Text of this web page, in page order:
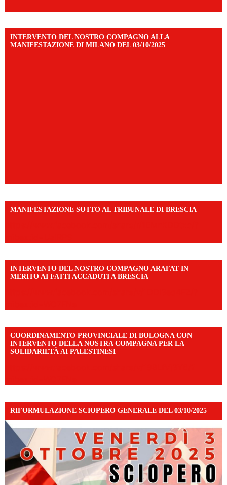
INTERVENTO DEL NOSTRO COMPAGNO ALLA
MANIFESTAZIONE DI MILANO DEL 03/10/2025
MANIFESTAZIONE SOTTO AL TRIBUNALE DI BRESCIA
INTERVENTO DEL NOSTRO COMPAGNO ARAFAT IN
MERITO AI FATTI ACCADUTI A BRESCIA
COORDINAMENTO PROVINCIALE DI BOLOGNA CON
INTERVENTO DELLA NOSTRA COMPAGNA PER LA
SOLIDARIETÀ AI PALESTINESI
RIFORMULAZIONE SCIOPERO GENERALE DEL 03/10/2025